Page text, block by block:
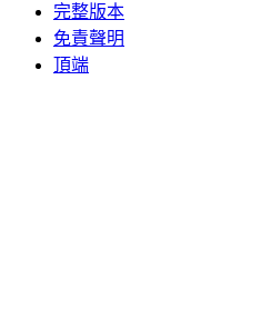
完整版本
免責聲明
頂端